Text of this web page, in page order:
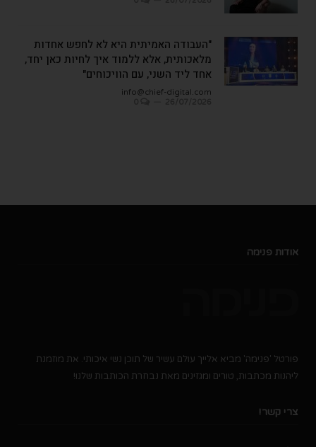
"העבודה האמיתית היא לא לחפש אחדות
מלאכותית, אלא ללמוד איך לחיות כאן יחד,
אחד ליד השני, עם הוויכוחים"
info@chief-digital.com
אודות פנימה
פורטל 'פנימה' מביא אלייך עולם עשיר של תוכן נשי איכותי. את מוזמנת
ליהנות מכתבות, טורים ומגזינים מאת נבחרת הכותבות שלנו!
צרי קשר!